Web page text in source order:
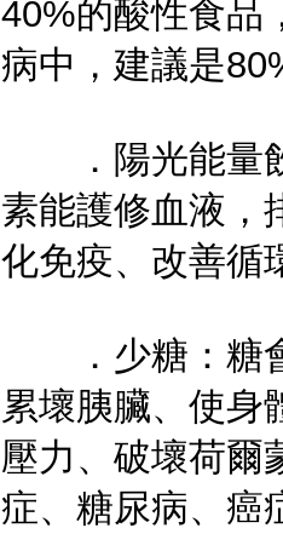
40%的酸性食品
病中，建議是
．陽光能量
素能護修血液，
化免疫、改善循
．少糖：糖會
累壞胰臟、使身
壓力、破壞荷爾
症、糖尿病、癌